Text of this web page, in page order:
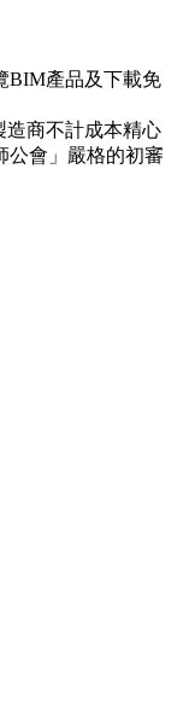
BIM產品及下載免
商不計成本精心
公會」嚴格的初審